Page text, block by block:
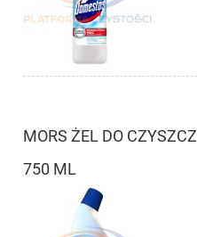
MORS ŻEL DO
750 ML